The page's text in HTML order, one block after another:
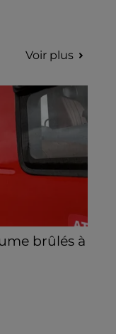
Voir plus
brûlés à